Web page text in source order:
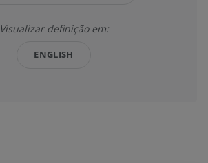
Visualizar definição em:
ENGLISH